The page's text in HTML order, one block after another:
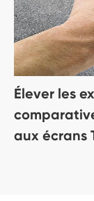
Élever les
aux écrans